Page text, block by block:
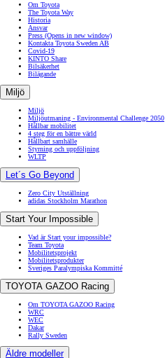
Om Toyota
The Toyota Way
Historia
Ansvar
Press (Opens in new window)
Kontakta Toyota Sweden AB
Covid-19
KINTO Share
Bilsäkerhet
Bilägande
Miljö
Miljö
Miljöutmaning - Environmental Challenge 2050
Hållbar mobilitet
4 steg för en bättre värld
Hållbart samhälle
Styrning och uppföljning
WLTP
Let´s Go Beyond
Zero City Utställning
adidas Stockholm Marathon
Start Your Impossible
Vad är Start your impossible?
Team Toyota
Mobilitetsprojekt
Mobilitetsprodukter
Sveriges Paralympiska Kommitté
TOYOTA GAZOO Racing
Om TOYOTA GAZOO Racing
WRC
WEC
Dakar
Rally Sweden
Äldre modeller